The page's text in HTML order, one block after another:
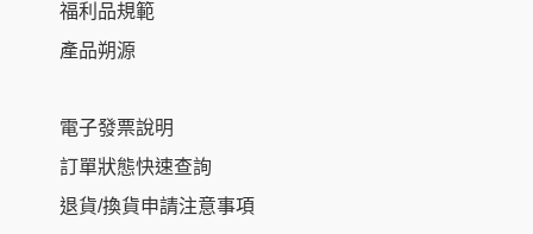
福利品規範
產品朔源
電子發票說明
訂單狀態快速查詢
退貨/換貨申請注意事項